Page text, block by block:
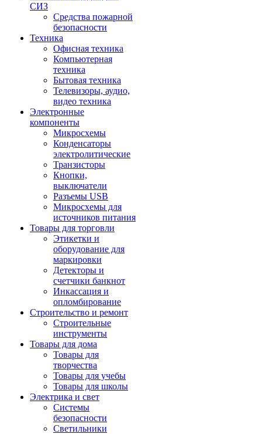
СИЗ
Средства пожарной
безопасности
Техника
Офисная техника
Компьютерная
техника
Бытовая техника
Телевизоры, аудио,
видео техника
Электронные
компоненты
Микросхемы
Конденсаторы
электролитические
Транзисторы
Кнопки,
выключатели
Разъемы USB
Микросхемы для
источников питания
Товары для торговли
Этикетки и
оборудование для
маркировки
Детекторы и
счетчики банкнот
Инкассация и
опломбирование
Строительство и ремонт
Строительные
инструменты
Товары для дома
Товары для
творчества
Товары для учебы
Товары для школы
Электрика и свет
Системы
безопасности
Светильники